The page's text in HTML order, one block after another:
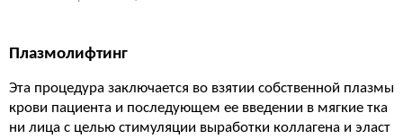
Плазмолифтинг
Эта процедура заключается во взятии собственной плазмы
крови пациента и последующем ее введении в мягкие тка
ни лица с целью стимуляции выработки коллагена и эласт